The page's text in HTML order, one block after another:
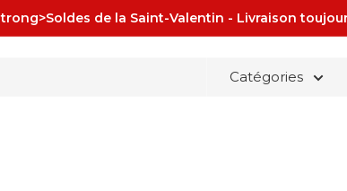
de la Saint-Valentin - Livraison
Catégories